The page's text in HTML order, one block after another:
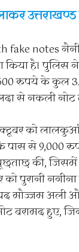
fake notes
किया है।
रुपये के कुल
से नकली
को लालकुआं
पास से 9,000
की,
पुरानी
मौज्जम अली
बरामद हुए,